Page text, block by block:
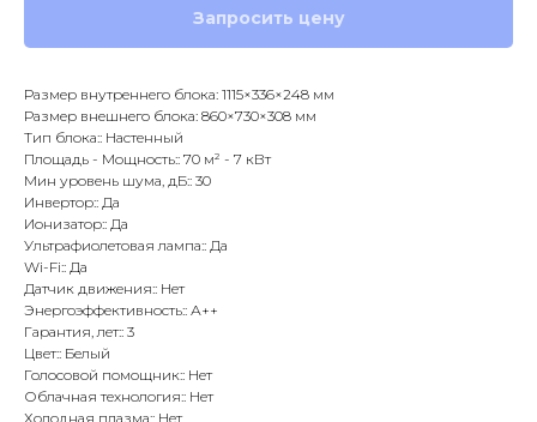
Запросить цену
Размер внутреннего блока: 1115×336×248 мм
Размер внешнего блока: 860×730×308 мм
Тип блока:: Настенный
Площадь - Мощность:: 70 м² - 7 кВт
Мин уровень шума, дБ:: 30
Инвертор:: Да
Ионизатор:: Да
Ультрафиолетовая лампа:: Да
Wi-Fi:: Да
Датчик движения:: Нет
Энергоэффективность:: А++
Гарантия, лет:: 3
Цвет:: Белый
Голосовой помощник:: Нет
Облачная технология:: Нет
Холодная плазма:: Нет